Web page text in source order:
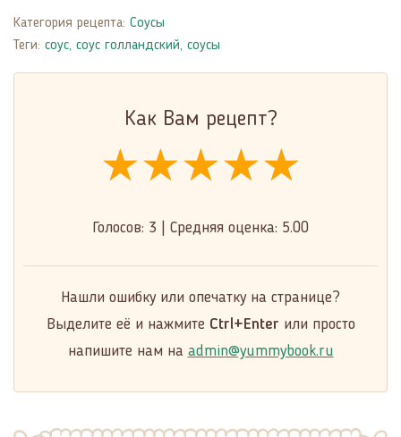
Категория рецепта: Соусы
Теги: соус, соус голландский, соусы
Как Вам рецепт?
★★★★★
★★★★★
★★★★★
Голосов: 3 Средняя оценка: 5.00
Нашли ошибку или опечатку на странице?
Выделите её и нажмите Ctrl+Enter или просто
напишите нам на admin@yummybook.ru